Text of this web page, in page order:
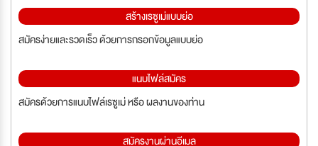
สร้างเรซูเม่แบบย่อ
สมัครง่ายและรวดเร็ว ด้วยการกรอกข้อมูลแบบย่อ
แนบไฟล์สมัคร
สมัครด้วยการแนบไฟล์เรซูเม่ หรือ ผลงานของท่าน
สมัครงานผ่านอีเมล